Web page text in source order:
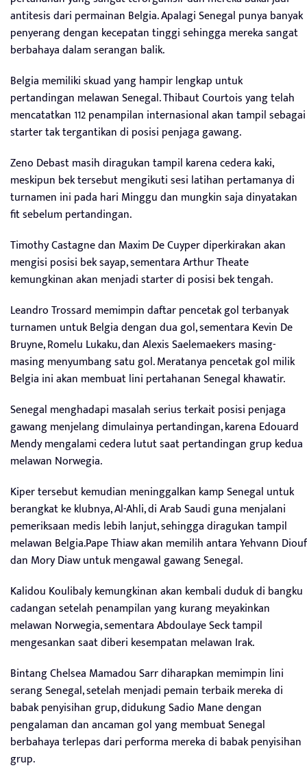
antitesis dari permainan Belgia. Apalagi Senegal punya banyak
penyerang dengan kecepatan tinggi sehingga mereka sangat
berbahaya dalam serangan balik.
Belgia memiliki skuad yang hampir lengkap untuk
pertandingan melawan Senegal. Thibaut Courtois yang telah
mencatatkan 112 penampilan internasional akan tampil sebagai
starter tak tergantikan di posisi penjaga gawang.
Zeno Debast masih diragukan tampil karena cedera kaki,
meskipun bek tersebut mengikuti sesi latihan pertamanya di
turnamen ini pada hari Minggu dan mungkin saja dinyatakan
fit sebelum pertandingan.
Timothy Castagne dan Maxim De Cuyper diperkirakan akan
mengisi posisi bek sayap, sementara Arthur Theate
kemungkinan akan menjadi starter di posisi bek tengah.
Leandro Trossard memimpin daftar pencetak gol terbanyak
turnamen untuk Belgia dengan dua gol, sementara Kevin De
Bruyne, Romelu Lukaku, dan Alexis Saelemaekers masing-
masing menyumbang satu gol. Meratanya pencetak gol milik
Belgia ini akan membuat lini pertahanan Senegal khawatir.
Senegal menghadapi masalah serius terkait posisi penjaga
gawang menjelang dimulainya pertandingan, karena Edouard
Mendy mengalami cedera lutut saat pertandingan grup kedua
melawan Norwegia.
Kiper tersebut kemudian meninggalkan kamp Senegal untuk
berangkat ke klubnya, Al-Ahli, di Arab Saudi guna menjalani
pemeriksaan medis lebih lanjut, sehingga diragukan tampil
melawan Belgia.Pape Thiaw akan memilih antara Yehvann Diouf
dan Mory Diaw untuk mengawal gawang Senegal.
Kalidou Koulibaly kemungkinan akan kembali duduk di bangku
cadangan setelah penampilan yang kurang meyakinkan
melawan Norwegia, sementara Abdoulaye Seck tampil
mengesankan saat diberi kesempatan melawan Irak.
Bintang Chelsea Mamadou Sarr diharapkan memimpin lini
serang Senegal, setelah menjadi pemain terbaik mereka di
babak penyisihan grup, didukung Sadio Mane dengan
pengalaman dan ancaman gol yang membuat Senegal
berbahaya terlepas dari performa mereka di babak penyisihan
grup.